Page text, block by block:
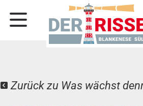
Zurück zu Was wächst